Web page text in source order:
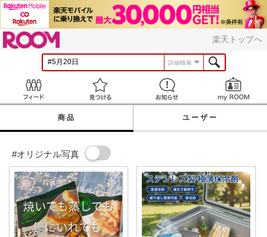
楽天トップへ
詳細検索
見つける お知らせ
商品 ユーザー
#オリジナル写真